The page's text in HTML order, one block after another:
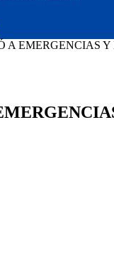
A EMERGENCIAS